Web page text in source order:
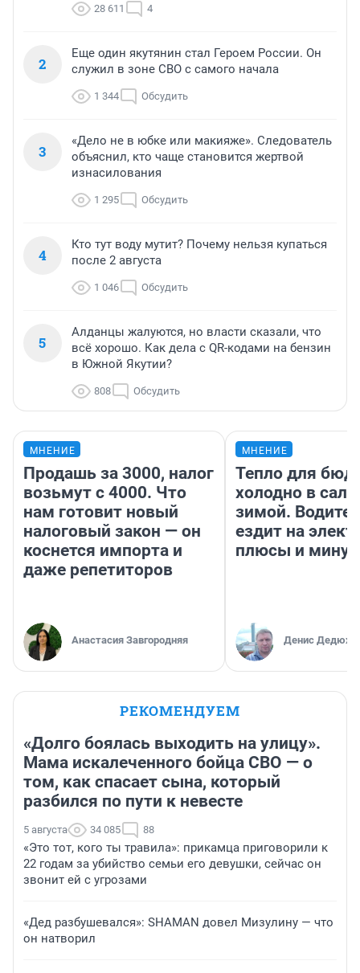
28 611 4
2
Еще один якутянин стал Героем России. Он
служил в зоне СВО с самого начала
1 344 Обсудить
3
«Дело не в юбке или макияже». Следователь
объяснил, кто чаще становится жертвой
изнасилования
1 295 Обсудить
4
Кто тут воду мутит? Почему нельзя купаться
после 2 августа
1 046 Обсудить
5
Алданцы жалуются, но власти сказали, что
всё хорошо. Как дела с QR-кодами на бензин
в Южной Якутии?
808 Обсудить
МНЕНИЕ
Продашь за 3000, налог
возьмут с 4000. Что
нам готовит новый
налоговый закон — он
коснется импорта и
даже репетиторов
Анастасия Завгородняя
МНЕНИЕ
Тепло для
холодно в
зимой.
ездит на
плюсы и
Денис
РЕКОМЕНДУЕМ
«Долго боялась выходить на улицу».
Мама искалеченного бойца СВО — о
том, как спасает сына, который
разбился по пути к невесте
5 августа 34 085 88
«Это тот, кого ты травила»: прикамца приговорили к
22 годам за убийство семьи его девушки, сейчас он
звонит ей с угрозами
«Дед разбушевался»: SHAMAN довел Мизулину — что
он натворил